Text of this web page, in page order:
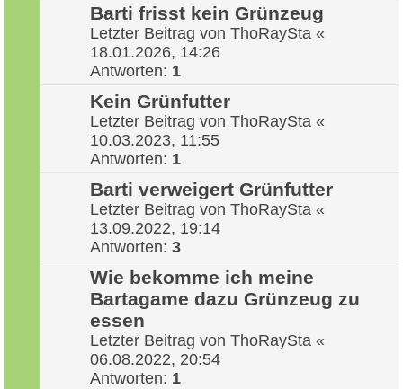
Barti frisst kein Grünzeug
Letzter Beitrag von ThoRaySta «
18.01.2026, 14:26
Antworten: 1
Kein Grünfutter
Letzter Beitrag von ThoRaySta «
10.03.2023, 11:55
Antworten: 1
Barti verweigert Grünfutter
Letzter Beitrag von ThoRaySta «
13.09.2022, 19:14
Antworten: 3
Wie bekomme ich meine
Bartagame dazu Grünzeug zu
essen
Letzter Beitrag von ThoRaySta «
06.08.2022, 20:54
Antworten: 1